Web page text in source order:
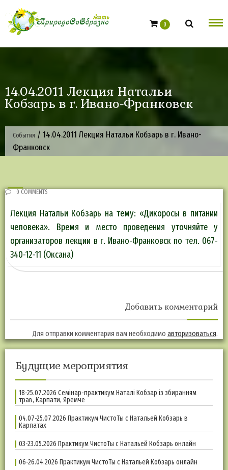
content
0
14.04.2011 Лекция Натальи
Кобзарь в г. Ивано-Франковск
События / 14.04.2011 Лекция Натальи Кобзарь в г. Ивано-
Франковск
0 COMMENTS
Лекция Натальи Кобзарь на тему: «Дикоросы в питании
человека». Время и место проведения уточняйте у
организаторов лекции в г. Ивано-Франковск по тел. 067-
340-12-11 (Оксана)
Добавить комментарий
Для отправки комментария вам необходимо авторизоваться.
Будущие мероприятия
18-25.07.2026 Семінар-практикум Наталі Кобзар із збиранням
трав, Карпати, Яремче
04.07-25.07.2026 Практикум ЧистоТы с Натальей Кобзарь в
Карпатах
03-23.05.2026 Практикум ЧистоТы с Натальей Кобзарь онлайн
06-26.04.2026 Практикум ЧистоТы с Натальей Кобзарь онлайн